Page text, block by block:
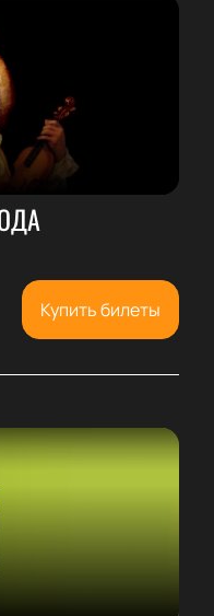
Купить билеты